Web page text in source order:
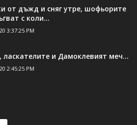
от дъжд и сняг утре, шофьорите
с коли...
3:37:25 PM
ласкателите и Дамоклевият меч…
2:45:25 PM